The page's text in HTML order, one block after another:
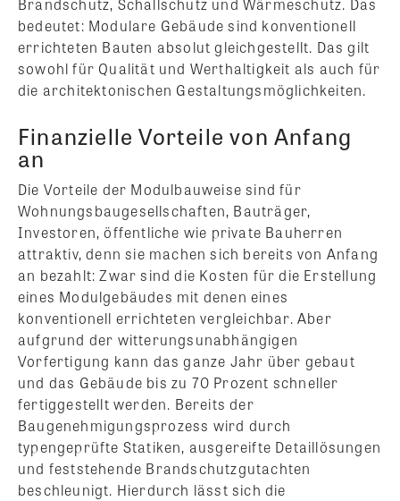
Brandschutz, Schallschutz und Wärmeschutz. Das
bedeutet: Modulare Gebäude sind konventionell
errichteten Bauten absolut gleichgestellt. Das gilt
sowohl für Qualität und Werthaltigkeit als auch für
die architektonischen Gestaltungsmöglichkeiten.
Finanzielle Vorteile von Anfang
an
Die Vorteile der Modulbauweise sind für
Wohnungsbaugesellschaften, Bauträger,
Investoren, öffentliche wie private Bauherren
attraktiv, denn sie machen sich bereits von Anfang
an bezahlt: Zwar sind die Kosten für die Erstellung
eines Modulgebäudes mit denen eines
konventionell errichteten vergleichbar. Aber
aufgrund der witterungsunabhängigen
Vorfertigung kann das ganze Jahr über gebaut
und das Gebäude bis zu 70 Prozent schneller
fertiggestellt werden. Bereits der
Baugenehmigungsprozess wird durch
typengeprüfte Statiken, ausgereifte Detaillösungen
und feststehende Brandschutzgutachten
beschleunigt. Hierdurch lässt sich die